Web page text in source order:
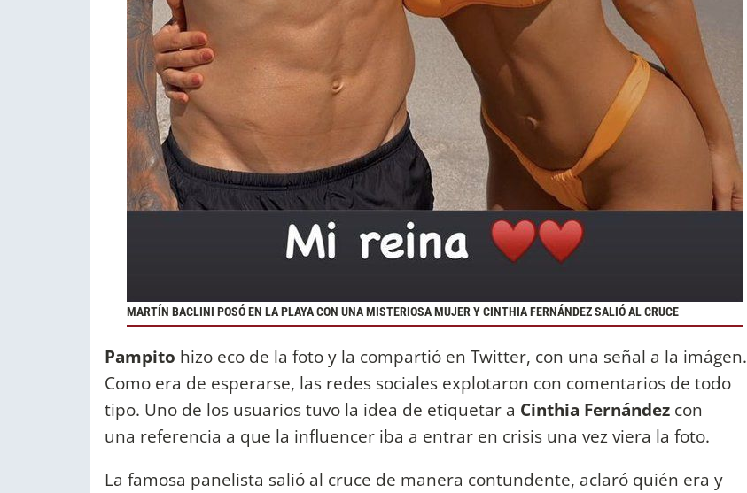
MARTÍN BACLINI POSÓ EN LA PLAYA CON UNA MISTERIOSA MUJER Y CINTHIA FERNÁNDEZ SALIÓ AL CRUCE
Pampito hizo eco de la foto y la compartió en Twitter, con una señal a la imágen.
Como era de esperarse, las redes sociales explotaron con comentarios de todo
tipo. Uno de los usuarios tuvo la idea de etiquetar a Cinthia Fernández con
una referencia a que la influencer iba a entrar en crisis una vez viera la foto.
La famosa panelista salió al cruce de manera contundente, aclaró quién era y